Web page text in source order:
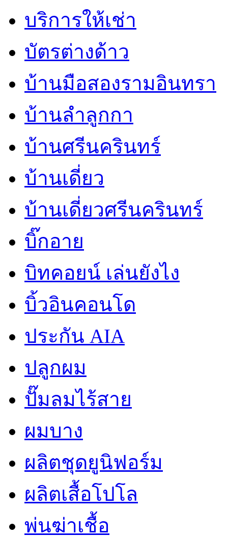
บริการให้เช่า
บัตรต่างด้าว
บ้านมือสองรามอินทรา
บ้านลำลูกกา
บ้านศรีนครินทร์
บ้านเดี่ยว
บ้านเดี่ยวศรีนครินทร์
บิ๊กอาย
บิทคอยน์ เล่นยังไง
บิ้วอินคอนโด
ประกัน AIA
ปลูกผม
ปั๊มลมไร้สาย
ผมบาง
ผลิตชุดยูนิฟอร์ม
ผลิตเสื้อโปโล
พ่นฆ่าเชื้อ